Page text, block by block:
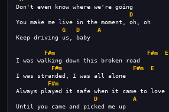
Don't even know where we're going
D
You make me live in the moment, oh, oh
G
D
A
Keep driving us, baby
F#m F#m
E
I was walking down this broken road
F#m
F#m
E
I was stranded, I was all alone
F#m
Always played it safe when it came to love
D
A
Until you came and picked me up